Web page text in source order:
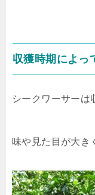
収獲時期によっ
シークワーサーは
味や見た目が大き